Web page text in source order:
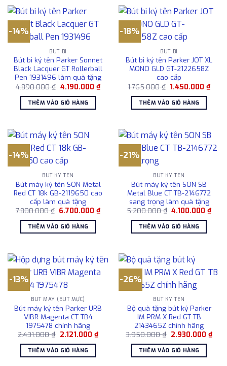
-14%
BÚT BI
Bút bi ký tên Parker Sonnet
Black Lacquer GT Rollerball
Pen 1931496 làm quà tặng
4.890.000₫ Giá
là:
4.890.000 ₫.
4.190.000 ₫Giá
hiện
4.190.000 ₫.
THÊM VÀO GIỎ HÀNG
-18%
BÚT BI
Bút bi ký tên Parker JOT XL
MONO GLD GT-2122658Z
cao cấp
1.765.000₫ Giá
là:
1.765.000 ₫.
1.450.000₫Giá
hiện
THÊM VÀO GIỎ HÀNG
-14%
BÚT KÝ TÊN
Bút máy ký tên SON Metal
Red CT 18k GB-2119650 cao
cấp làm quà tặng
7.800.000₫ Giá
là:
7.800.000 ₫.
6.700.000₫Giá
hiện
6.700.000 ₫.
THÊM VÀO GIỎ HÀNG
-21%
BÚT KÝ TÊN
Bút máy ký tên SON SB
Metal Blue CT TB-2146772
sang trọng làm quà tặng
5.200.000₫ Giá
là:
5.200.000 ₫.
4.100.000₫Giá
hiện
THÊM VÀO GIỎ HÀNG
-13%
BÚT MÁY (BÚT MỰC)
Bút máy ký tên Parker URB
VIBR Magenta CT TB4
1975478 chính hãng
2.431.000₫ Giá
là:
2.431.000 ₫.
2.121.000 ₫Giá
THÊM VÀO GIỎ HÀNG
-26%
BÚT KÝ TÊN
Bộ quà tặng bút ký Parker
IM PRM X Red GT TB
2143465Z chính hãng
3.950.000₫ Giá
là:
3.950.000 ₫.
2.930.000 ₫Giá
THÊM VÀO GIỎ HÀNG